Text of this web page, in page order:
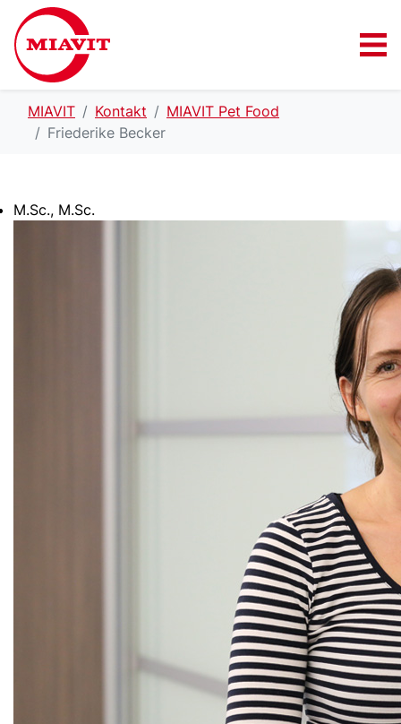
MIAVIT Kontakt
MIAVIT Pet Food
Friederike Becker
M.Sc., M.Sc.